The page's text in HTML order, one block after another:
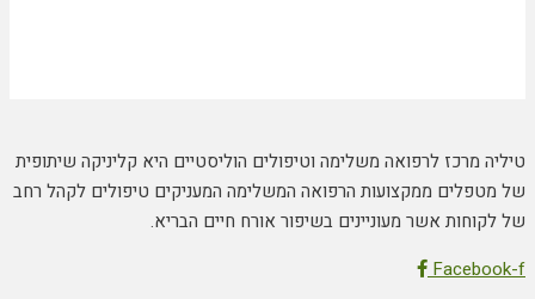
טיליה מרכז לרפואה משלימה וטיפולים הוליסטיים היא קליניקה שיתופית
של מטפלים ממקצועות הרפואה המשלימה המעניקים טיפולים לקהל רחב
של לקוחות אשר מעוניינים בשיפור אורח חיים הבריא.
Facebook-f